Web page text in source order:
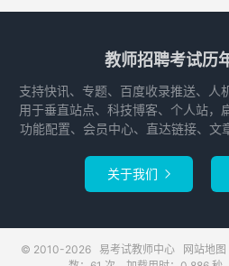
教师招聘考试历
支持快讯、专题、百度收录推送、人
用于垂直站点、科技博客、个人站，
功能配置、会员中心、直达链接、文
关于我们 
© 2010-2026 易考试教师中心 网站地图